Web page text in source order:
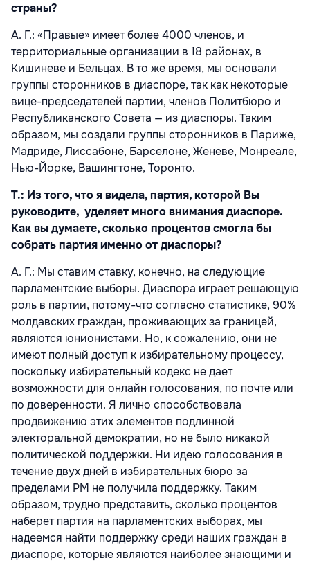
страны?
A. Г.: «Правые» имеет более 4000 членов, и
территориальные организации в 18 районах, в
Кишиневе и Бельцах. В то же время, мы основали
группы сторонников в диаспоре, так как некоторые
вице-председателей партии, членов Политбюро и
Республиканского Совета — из диаспоры. Таким
образом, мы создали группы сторонников в Париже,
Мадриде, Лиссабоне, Барселоне, Женеве, Монреале,
Нью-Йорке, Вашингтоне, Торонто.
Т.: Из того, что я видела, партия, которой Вы
руководите, уделяет много внимания диаспоре.
Как вы думаете, сколько процентов смогла бы
собрать партия именно от диаспоры?
A. Г.: Мы ставим ставку, конечно, на следующие
парламентские выборы. Диаспора играет решающую
роль в партии, потому-что согласно статистике, 90%
молдавских граждан, проживающих за границей,
являются юнионистами. Но, к сожалению, они не
имеют полный доступ к избирательному процессу,
поскольку избирательный кодекс не дает
возможности для онлайн голосования, по почте или
по доверенности. Я лично способствовала
продвижению этих элементов подлинной
электоральной демократии, но не было никакой
политической поддержки. Ни идею голосования в
течение двух дней в избирательных бюро за
пределами РМ не получила поддержку. Таким
образом, трудно представить, сколько процентов
наберет партия на парламентских выборах, мы
надеемся найти поддержку среди наших граждан в
диаспоре, которые являются наиболее знающими и